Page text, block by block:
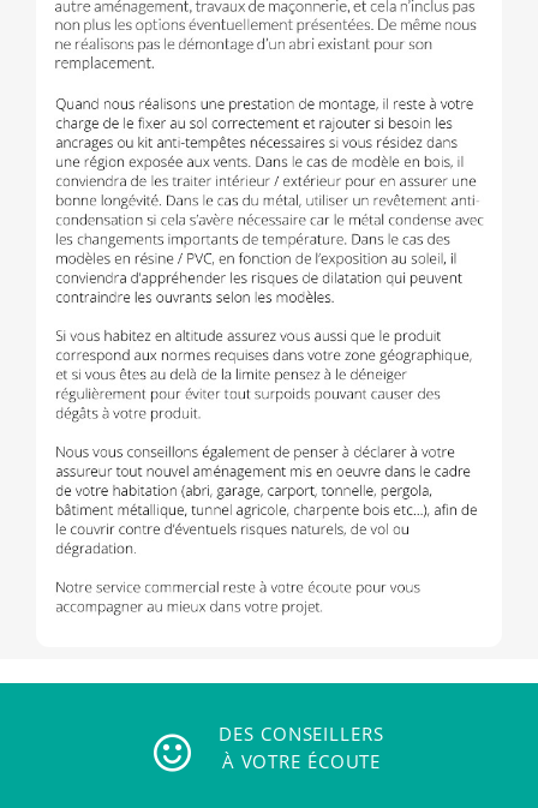
DES CONSEILLERS
À VOTRE ÉCOUTE